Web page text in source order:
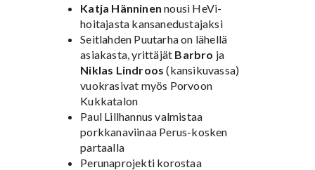
Katja Hänninen nousi HeVi-
hoitajasta kansanedustajaksi
Seitlahden Puutarha on lähellä
asiakasta, yrittäjät Barbro ja
Niklas Lindroos (kansikuvassa)
vuokrasivat myös Porvoon
Kukkatalon
Paul Lillhannus valmistaa
porkkanaviinaa Perus-kosken
partaalla
Perunaprojekti korostaa